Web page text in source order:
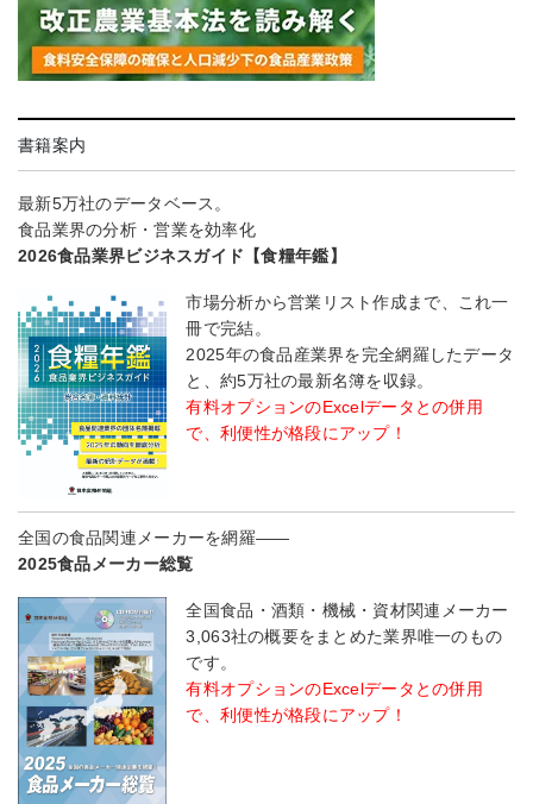
書籍案内
最新5万社のデータベース。
食品業界の分析・営業を効率化
2026食品業界ビジネスガイド【食糧年鑑】
市場分析から営業リスト作成まで、これ一
冊で完結。
2025年の食品産業界を完全網羅したデータ
と、約5万社の最新名簿を収録。
有料オプションのExcelデータとの併用
で、利便性が格段にアップ！
全国の食品関連メーカーを網羅――
2025食品メーカー総覧
全国食品・酒類・機械・資材関連メーカー
3,063社の概要をまとめた業界唯一のもの
です。
有料オプションのExcelデータとの併用
で、利便性が格段にアップ！